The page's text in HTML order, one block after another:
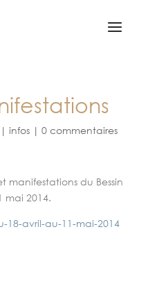
infos| 0 commentaires
manifestations du Bessin
mai 2014.
18-avril-au-11-mai-2014